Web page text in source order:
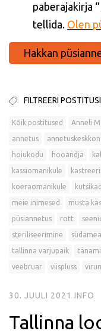
paberajakirja
tellida. Olen
Hakkan
FILTREERI POSTITUSI
Kõik postitused Anneli
annetus
hoiukodu hooandja
kassiomanikule
koeraomanikule kutsikad
meie inimesed musta
püsiannetus rott
steriliseerimine
tallinna varjupaik
veebruar viispluss
30. JUULI 2021 INFO
Tallinna